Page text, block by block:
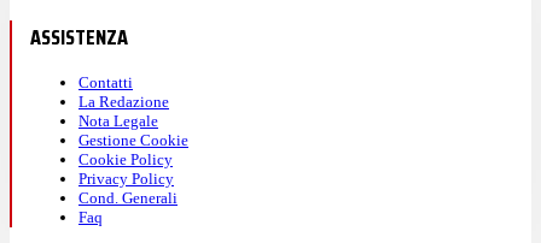
ASSISTENZA
Contatti
La Redazione
Nota Legale
Gestione Cookie
Cookie Policy
Privacy Policy
Cond. Generali
Faq